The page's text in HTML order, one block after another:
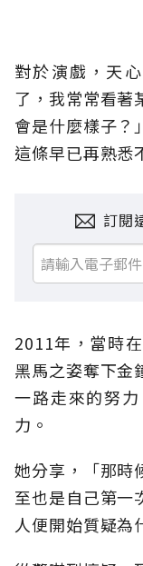
對於演戲，天
了，我常常看著
會是什麼樣子？
這條早已再熟悉
訂閱
2011年，當時
黑馬之姿奪下金
一路走來的努
力。
她分享，「那時
至也是自己第一
人便開始質疑為